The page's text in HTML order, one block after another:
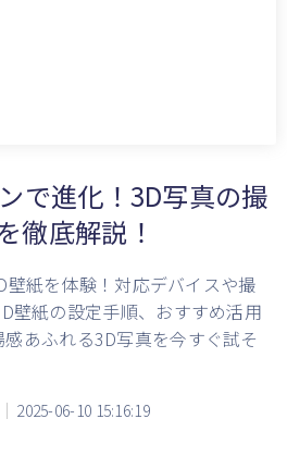
で進化！3D写真の撮
徹底解説！
壁紙を体験！対応デバイスや撮
壁紙の設定手順、おすすめ活用
あふれる3D写真を今すぐ試そ
2025-06-10 15:16:19